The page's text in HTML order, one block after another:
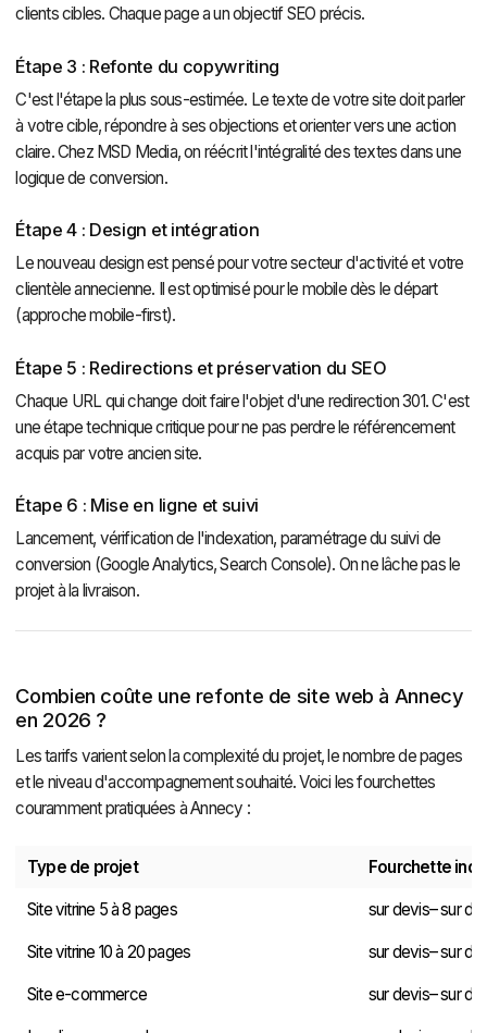
clients cibles. Chaque page a un objectif SEO précis.
Étape 3 : Refonte du copywriting
C'est l'étape la plus sous-estimée. Le texte de votre site doit parler
à votre cible, répondre à ses objections et orienter vers une action
claire. Chez MSD Media, on réécrit l'intégralité des textes dans une
logique de conversion.
Étape 4 : Design et intégration
Le nouveau design est pensé pour votre secteur d'activité et votre
clientèle annecienne. Il est optimisé pour le mobile dès le départ
(approche mobile-first).
Étape 5 : Redirections et préservation du SEO
Chaque URL qui change doit faire l'objet d'une redirection 301. C'est
une étape technique critique pour ne pas perdre le référencement
acquis par votre ancien site.
Étape 6 : Mise en ligne et suivi
Lancement, vérification de l'indexation, paramétrage du suivi de
conversion (Google Analytics, Search Console). On ne lâche pas le
projet à la livraison.
Combien coûte une refonte de site web à Annecy
en 2026 ?
Les tarifs varient selon la complexité du projet, le nombre de pages
et le niveau d'accompagnement souhaité. Voici les fourchettes
couramment pratiquées à Annecy :
Type de projet Fourchette
Site vitrine 5 à 8 pages sur devis– sur
Site vitrine 10 à 20 pages sur devis– sur
Site e-commerce sur devis– sur